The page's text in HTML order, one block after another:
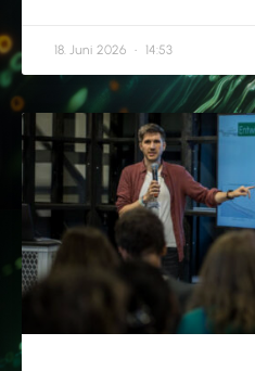
18. Juni 2026 14:53